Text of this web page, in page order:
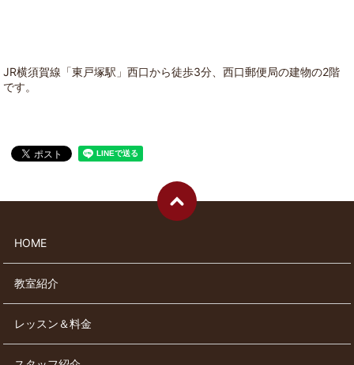
JR横須賀線「東戸塚駅」西口から徒歩3分、西口郵便局の建物の2階
です。
HOME
教室紹介
レッスン＆料金